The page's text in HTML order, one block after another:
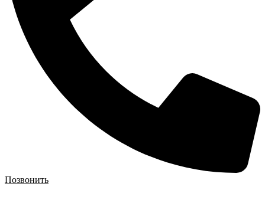
Позвонить